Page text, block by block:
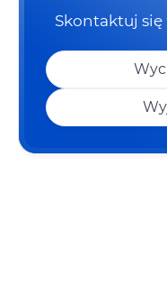
Skontaktuj się